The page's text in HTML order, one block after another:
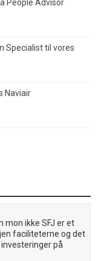
People Advisor
Specialist til vores
Naviair
mon ikke SFJ er et
faciliteterne og det
på